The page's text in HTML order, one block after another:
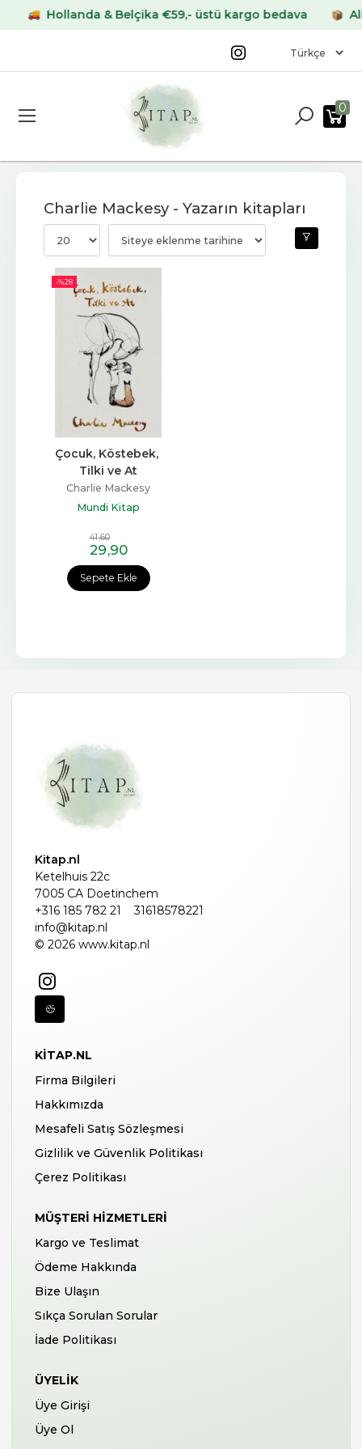
Hollanda & Belçika €59,- üstü kargo bedava
0
Charlie Mackesy - Yazarın kitapları
-%28
Sepete Ekle
Çocuk, Köstebek,
Tilki ve At
Charlie Mackesy
Mundi Kitap
41,60
29,90
Kitap.nl
Ketelhuis 22c
7005 CA Doetinchem
+316 185 782 21
31618578221
info@kitap.nl
© 2026 www.kitap.nl
KITAP.NL
Firma Bilgileri
Hakkımızda
Mesafeli Satış Sözleşmesi
Gizlilik ve Güvenlik Politikası
Çerez Politikası
MÜŞTERI HIZMETLERI
Kargo ve Teslimat
Ödeme Hakkında
Bize Ulaşın
Sıkça Sorulan Sorular
İade Politikası
ÜYELIK
Üye Girişi
Üye Ol